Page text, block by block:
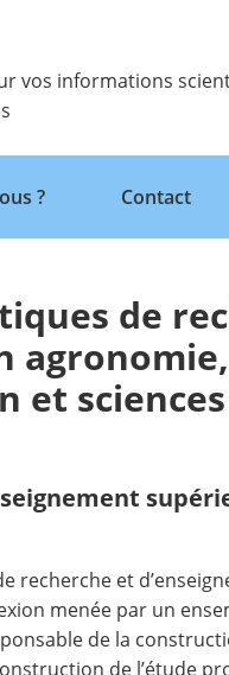
vos informations
? Contact
de
agronomie,
recherche et
menée par un
de la
de l’étude